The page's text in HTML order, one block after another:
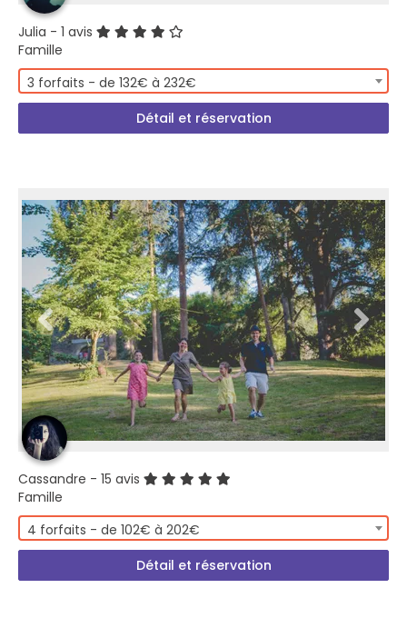
Julia - 1 avis
Famille
3 forfaits - de 132€ à 232€
Détail et réservation
Cassandre - 15 avis
Famille
4 forfaits - de 102€ à 202€
Détail et réservation